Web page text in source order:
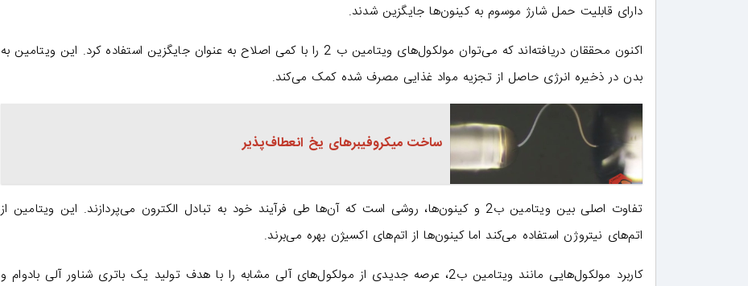
دارای قابلیت حمل شارژ موسوم به کینون‌ها جایگزین شدند.
اکنون محققان دریافته‌اند که می‌توان مولکول‌های ویتامین ب 2 را با کمی اصلاح به عنوان جایگزین استفاده کرد. این ویتامین به
بدن در ذخیره انرژی حاصل از تجزیه مواد غذایی مصرف شده کمک می‌کند.
ساخت میکروفیبرهای یخ انعطاف‌پذیر
تفاوت اصلی بین ویتامین ب2 و کینون‌ها، روشی است که آن‌ها طی فرآیند خود به تبادل الکترون می‌پردازند. این ویتامین از
اتم‌های نیتروژن استفاده می‌کند اما کینون‌ها از اتم‌های اکسیژن بهره می‌برند.
کاربرد مولکول‌هایی مانند ویتامین ب2، عرصه جدیدی از مولکول‌های آلی مشابه را با هدف تولید یک باتری شناور آلی بادوام و